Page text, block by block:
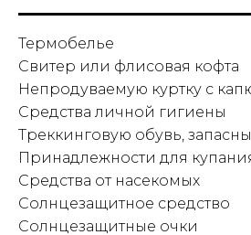
Термобелье
Свитер или флисовая кофта
Непродуваемую куртку с
Средства личной гигиены
Треккинговую обувь,
Принадлежности для
Средства от насекомых
Солнцезащитное средство
Солнцезащитные очки